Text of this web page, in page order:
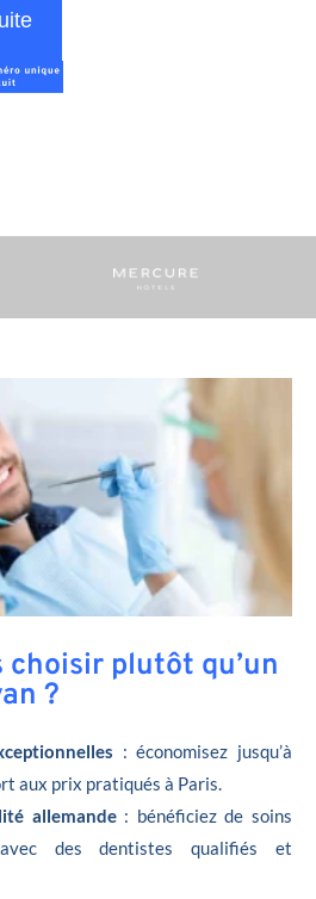
choisir plutôt qu’un
?
: économisez jusqu’à
aux prix pratiqués à Paris.
allemande: bénéficiez de soins
avec des dentistes qualifiés et